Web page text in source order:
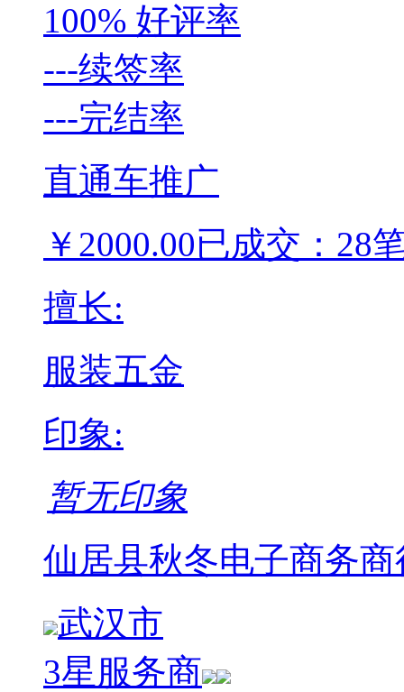
100% 好评率
---续签率
---完结率
直通车推广
￥ 2000.00已成交：28
擅长:
服装五金
印象:
暂无印象
仙居县秋冬电子商务商
武汉市
3星服务商